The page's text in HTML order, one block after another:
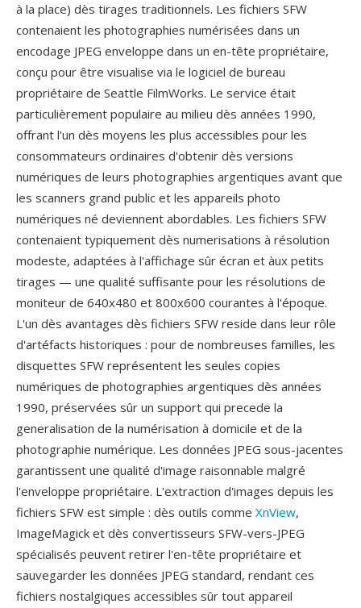
à la place) dès tirages traditionnels. Les fichiers SFW
contenaient les photographies numérisées dans un
encodage JPEG enveloppe dans un en-tête propriétaire,
conçu pour être visualise via le logiciel de bureau
propriétaire de Seattle FilmWorks. Le service était
particulièrement populaire au milieu dès années 1990,
offrant l'un dès moyens les plus accessibles pour les
consommateurs ordinaires d'obtenir dès versions
numériques de leurs photographies argentiques avant que
les scanners grand public et les appareils photo
numériques né deviennent abordables. Les fichiers SFW
contenaient typiquement dès numerisations à résolution
modeste, adaptées à l'affichage sûr écran et àux petits
tirages — une qualité suffisante pour les résolutions de
moniteur de 640x480 et 800x600 courantes à l'époque.
L'un dès avantages dès fichiers SFW reside dans leur rôle
d'artéfacts historiques : pour de nombreuses familles, les
disquettes SFW représentent les seules copies
numériques de photographies argentiques dès années
1990, préservées sûr un support qui precede la
generalisation de la numérisation à domicile et de la
photographie numérique. Les données JPEG sous-jacentes
garantissent une qualité d'image raisonnable malgré
l'enveloppe propriétaire. L'extraction d'images depuis les
fichiers SFW est simple : dès outils comme XnView,
ImageMagick et dès convertisseurs SFW-vers-JPEG
spécialisés peuvent retirer l'en-tête propriétaire et
sauvegarder les données JPEG standard, rendant ces
fichiers nostalgiques accessibles sûr tout appareil